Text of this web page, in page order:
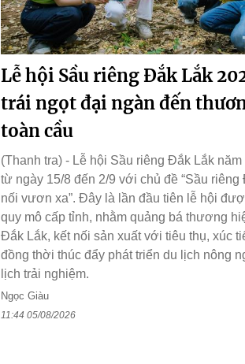
Lễ hội Sầu riêng Đắk Lắk
trái ngọt đại ngàn đến
toàn cầu
(Thanh tra) - Lễ hội Sầu riêng Đắk Lắk
từ ngày 15/8 đến 2/9 với chủ đề “Sầu riêng
nối vươn xa”. Đây là lần đầu tiên lễ hội
quy mô cấp tỉnh, nhằm quảng bá thương
Đắk Lắk, kết nối sản xuất với tiêu thụ, xúc
đồng thời thúc đẩy phát triển du lịch nông
lịch trải nghiệm.
Ngọc Giàu
11:44 05/08/2026